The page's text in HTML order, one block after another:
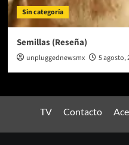
Sin categoría
Semillas (Reseña)
unpluggednewsmx 5 agosto,
TV Contacto